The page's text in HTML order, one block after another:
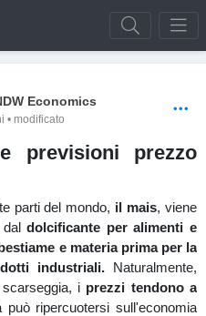
Economics
• modificato
previsioni prezzo
parti del mondo, il mais, viene
dolcificante per alimenti e
e materia prima per la
industriali. Naturalmente,
i prezzi tendono a
ripercuotersi sull'economia